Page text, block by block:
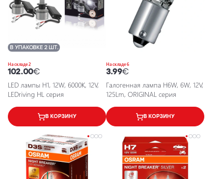
На складе 2
В УПАКОВКЕ 2 ШТ.
102.00€
LED лампы H1, 12W, 6000K, 12V,
LEDriving HL серия
В КОРЗИНУ
На складе 6
3.99€
Галогенная лампа H6W, 6W, 12V,
125Lm, ORIGINAL серия
В КОРЗИНУ